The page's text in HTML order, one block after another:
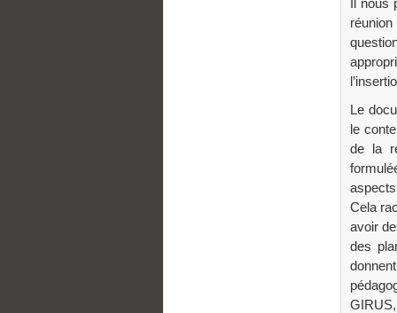
Il
Le
le
de la
Cela
avoir
des